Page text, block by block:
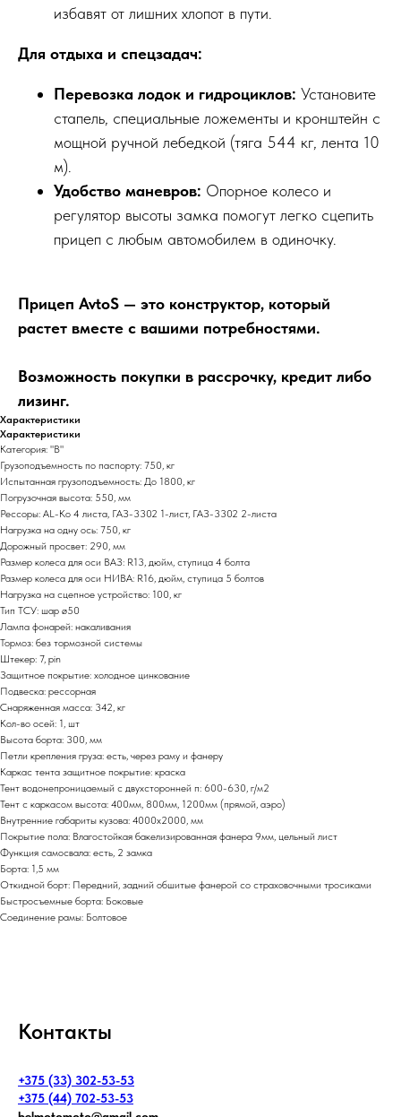
избавят от лишних хлопот в пути.
Для отдыха и спецзадач:
Перевозка лодок и гидроциклов: Установите
стапель, специальные ложементы и кронштейн с
мощной ручной лебедкой (тяга 544 кг, лента 10
м).
Удобство маневров: Опорное колесо и
регулятор высоты замка помогут легко сцепить
прицеп с любым автомобилем в одиночку.
Прицеп AvtoS — это конструктор, который
растет вместе с вашими потребностями.
Возможность покупки в рассрочку, кредит либо
лизинг.
Характеристики
Характеристики
Категория: "В"
Грузоподъемность по паспорту: 750, кг
Испытанная грузоподъемность: До 1800, кг
Погрузочная высота: 550, мм
Рессоры: AL-Ko 4 листа, ГАЗ-3302 1-лист, ГАЗ-3302 2-листа
Нагрузка на одну ось: 750, кг
Дорожный просвет: 290, мм
Размер колеса для оси ВАЗ: R13, дюйм, ступица 4 болта
Размер колеса для оси НИВА: R16, дюйм, ступица 5 болтов
Нагрузка на сцепное устройство: 100, кг
Тип ТСУ: шар ø50
Лампа фонарей: накаливания
Тормоз: без тормозной системы
Штекер: 7, pin
Защитное покрытие: холодное цинкование
Подвеска: рессорная
Снаряженная масса: 342, кг
Кол-во осей: 1, шт
Высота борта: 300, мм
Петли крепления груза: есть, через раму и фанеру
Каркас тента защитное покрытие: краска
Тент водонепроницаемый с двухсторонней п: 600-630, г/м2
Тент с каркасом высота: 400мм, 800мм, 1200мм (прямой, аэро)
Внутренние габариты кузова: 4000х2000, мм
Покрытие пола: Влагостойкая бакелизированная фанера 9мм, цельный лист
Функция самосвала: есть, 2 замка
Борта: 1,5 мм
Откидной борт: Передний, задний обшитые фанерой со страховочными тросиками
Быстросъемные борта: Боковые
Соединение рамы: Болтовое
Контакты
+375 (33) 302-53-53
+375 (44) 702-53-53